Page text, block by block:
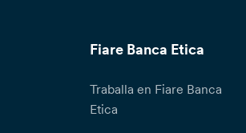
Fiare Banca Etica
Traballa en Fiare Banca
Etica